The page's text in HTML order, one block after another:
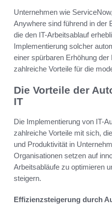
Unternehmen wie
Anywhere sind führend in der
die den IT-Arbeitsablauf
Implementierung solcher
einer spürbaren Erhöhung
zahlreiche Vorteile für die
Die Vorteile der
IT
Die Implementierung von IT-
zahlreiche Vorteile mit sich,
und Produktivität in
Organisationen setzen auf
Arbeitsabläufe zu optimieren
steigern.
Effizienzsteigerung durch